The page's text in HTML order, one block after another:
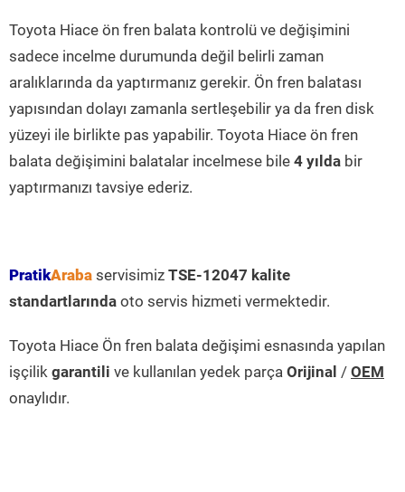
Toyota Hiace ön fren balata kontrolü ve değişimini
sadece incelme durumunda değil belirli zaman
aralıklarında da yaptırmanız gerekir. Ön fren balatası
yapısından dolayı zamanla sertleşebilir ya da fren disk
yüzeyi ile birlikte pas yapabilir. Toyota Hiace ön fren
balata değişimini balatalar incelmese bile 4 yılda bir
yaptırmanızı tavsiye ederiz.
PratikAraba servisimiz TSE-12047 kalite
standartlarında oto servis hizmeti vermektedir.
Toyota Hiace Ön fren balata değişimi esnasında yapılan
işçilik garantili ve kullanılan yedek parça Orijinal / OEM
onaylıdır.